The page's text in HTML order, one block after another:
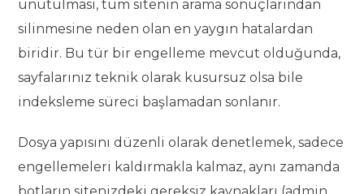
unutulması, tüm sitenin arama sonuçlarından
silinmesine neden olan en yaygın hatalardan
biridir. Bu tür bir engelleme mevcut olduğunda,
sayfalarınız teknik olarak kusursuz olsa bile
indeksleme süreci başlamadan sonlanır.
Dosya yapısını düzenli olarak denetlemek, sadece
engellemeleri kaldırmakla kalmaz, aynı zamanda